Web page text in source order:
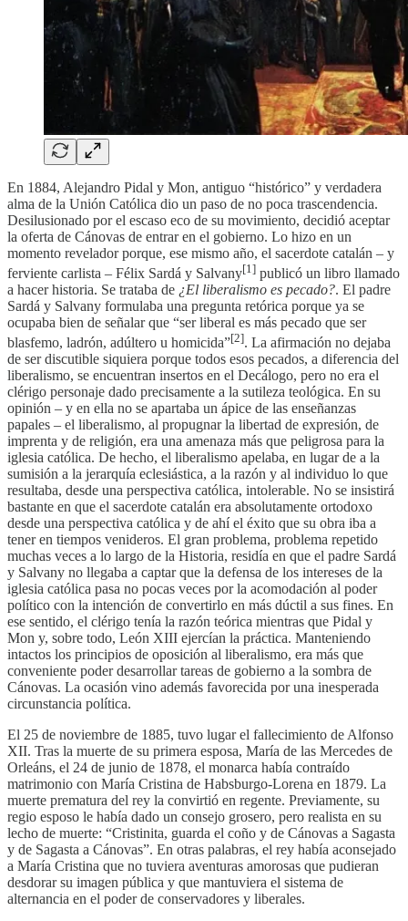
En 1884, Alejandro Pidal y Mon, antiguo “histórico” y verdadera
alma de la Unión Católica dio un paso de no poca trascendencia.
Desilusionado por el escaso eco de su movimiento, decidió aceptar
la oferta de Cánovas de entrar en el gobierno. Lo hizo en un
momento revelador porque, ese mismo año, el sacerdote catalán – y
ferviente carlista – Félix Sardá y Salvany[1] publicó un libro llamado
a hacer historia. Se trataba de ¿El liberalismo es pecado?. El padre
Sardá y Salvany formulaba una pregunta retórica porque ya se
ocupaba bien de señalar que “ser liberal es más pecado que ser
blasfemo, ladrón, adúltero u homicida”[2]. La afirmación no dejaba
de ser discutible siquiera porque todos esos pecados, a diferencia del
liberalismo, se encuentran insertos en el Decálogo, pero no era el
clérigo personaje dado precisamente a la sutileza teológica. En su
opinión – y en ella no se apartaba un ápice de las enseñanzas
papales – el liberalismo, al propugnar la libertad de expresión, de
imprenta y de religión, era una amenaza más que peligrosa para la
iglesia católica. De hecho, el liberalismo apelaba, en lugar de a la
sumisión a la jerarquía eclesiástica, a la razón y al individuo lo que
resultaba, desde una perspectiva católica, intolerable. No se insistirá
bastante en que el sacerdote catalán era absolutamente ortodoxo
desde una perspectiva católica y de ahí el éxito que su obra iba a
tener en tiempos venideros. El gran problema, problema repetido
muchas veces a lo largo de la Historia, residía en que el padre Sardá
y Salvany no llegaba a captar que la defensa de los intereses de la
iglesia católica pasa no pocas veces por la acomodación al poder
político con la intención de convertirlo en más dúctil a sus fines. En
ese sentido, el clérigo tenía la razón teórica mientras que Pidal y
Mon y, sobre todo, León XIII ejercían la práctica. Manteniendo
intactos los principios de oposición al liberalismo, era más que
conveniente poder desarrollar tareas de gobierno a la sombra de
Cánovas. La ocasión vino además favorecida por una inesperada
circunstancia política.
El 25 de noviembre de 1885, tuvo lugar el fallecimiento de Alfonso
XII. Tras la muerte de su primera esposa, María de las Mercedes de
Orleáns, el 24 de junio de 1878, el monarca había contraído
matrimonio con María Cristina de Habsburgo-Lorena en 1879. La
muerte prematura del rey la convirtió en regente. Previamente, su
regio esposo le había dado un consejo grosero, pero realista en su
lecho de muerte: “Cristinita, guarda el coño y de Cánovas a Sagasta
y de Sagasta a Cánovas”. En otras palabras, el rey había aconsejado
a María Cristina que no tuviera aventuras amorosas que pudieran
desdorar su imagen pública y que mantuviera el sistema de
alternancia en el poder de conservadores y liberales.